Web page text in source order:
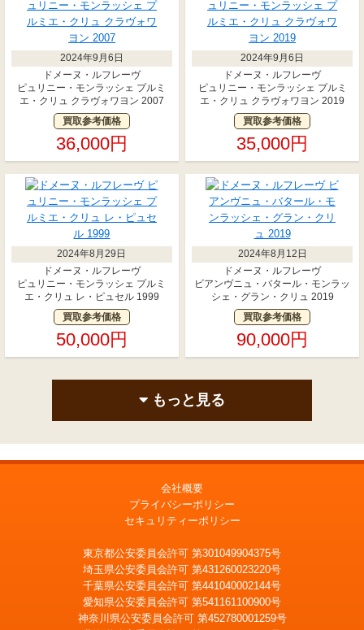
2024年9月6日
ドメーヌ・ルフレーヴ
ピュリニー・モンラッシェ プルミ
エ・クリュ クラヴォワヨン 2007
買取参考価格
36,000円
2024年9月6日
ドメーヌ・ルフレーヴ
ピュリニー・モンラッシェ プルミ
エ・クリュ クラヴォワヨン 2019
買取参考価格
35,000円
2024年8月29日
ドメーヌ・ルフレーヴ
ピュリニー・モンラッシェ プルミ
エ・クリュ レ・ピュセル 1999
買取参考価格
50,000円
2024年8月12日
ドメーヌ・ルフレーヴ
ビアンヴニュ・バタール・モンラッ
シェ・グラン・クリュ 2019
買取参考価格
90,000円
もっと見る
会社概要
プライバシーポリシー
セキュリティーポリシー
東京都公安委員会許可 第301049904375号
埼玉県公安委員会許可 第431260023220号
千葉県公安委員会許可 第441040002144号
愛知県公安委員会許可 第541161100900号
神奈川県公安委員会許可 第452780001259号